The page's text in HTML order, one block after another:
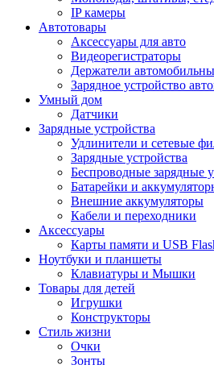
IP камеры
Автотовары
Аксессуары для авто
Видеорегистраторы
Держатели
Зарядное устройство
Умный дом
Датчики
Зарядные устройства
Удлинители и сетевые
Зарядные устройства
Беспроводные зарядные
Батарейки и
Внешние аккумуляторы
Кабели и переходники
Аксессуары
Карты памяти и USB
Ноутбуки и планшеты
Клавиатуры и Мышки
Товары для детей
Игрушки
Конструкторы
Стиль жизни
Очки
Зонты